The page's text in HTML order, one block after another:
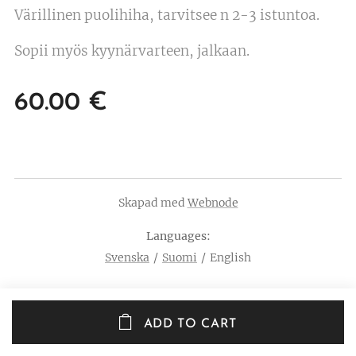
Värillinen puolihiha, tarvitsee n 2-3 istuntoa.
Sopii myös kyynärvarteen, jalkaan.
60.00 €
ADD TO CART
Skapad medWebnode
Languages
Svenska
Suomi English